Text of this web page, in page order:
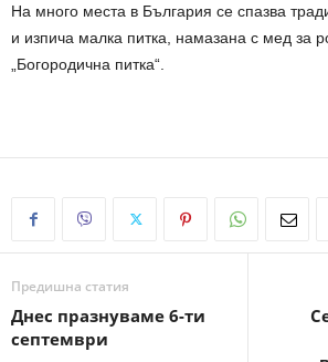
На много места в България се спазва
и изпича малка питка, намазана с мед за
„Богородична питка“.
Предишна статия
Днес празнуваме 6-ти
септември